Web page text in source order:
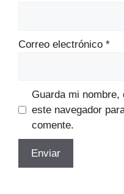
Correo electrónico *
Guarda mi
este navegador
comente.